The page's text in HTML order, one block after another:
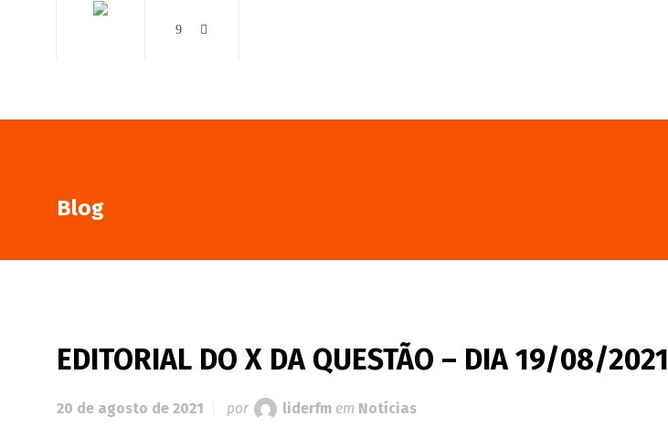
Blog
EDITORIAL DO X DA QUESTÃO – DIA 19/08/2021
20 de agosto de 2021 por liderfm em Notícias